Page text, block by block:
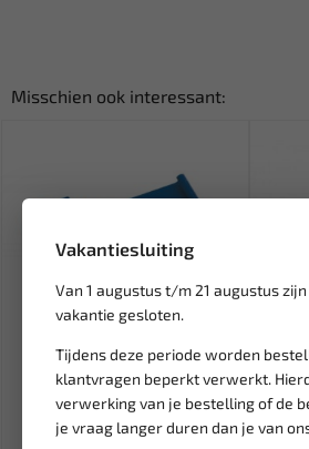
Vakantiesluiting
Van 1 augustus t/m 21 augustus
vakantie gesloten.
Tijdens deze periode worden
klantvragen beperkt verwerkt.
verwerking van je bestelling of de
je vraag langer duren dan je van
Misschien ook interessant:
Leverbaar
PP scotch lock dubbel blauw
K952 (5 ST) BL-SC3000B